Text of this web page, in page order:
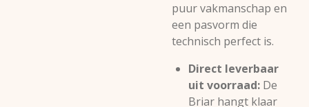
puur vakmanschap en
een pasvorm die
technisch perfect is.
Direct leverbaar
uit voorraad: De
Briar hangt klaar